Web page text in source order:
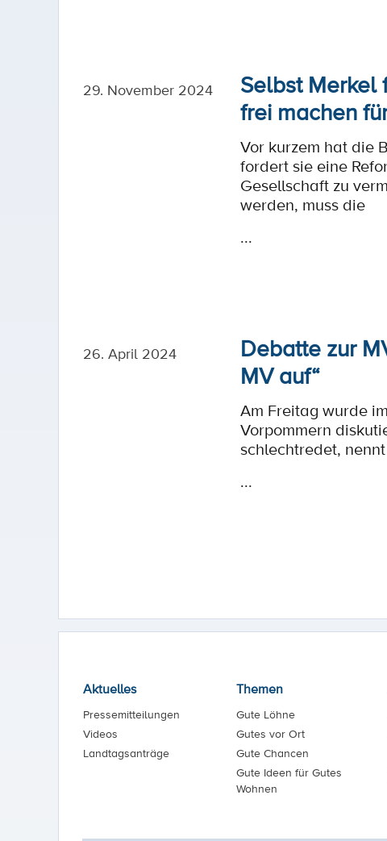
29. November 2024
Selbst Merkel
frei machen
Vor kurzem hat die
fordert sie eine
Gesellschaft zu
werden, muss die
...
26. April 2024
Debatte zur
MV auf“
Am Freitag wurde
Vorpommern
schlechtredet,
...
Aktuelles
Pressemitteilungen
Videos
Landtagsanträge
Themen
Gute Löhne
Gutes vor Ort
Gute Chancen
Gute Ideen für Gutes
Wohnen